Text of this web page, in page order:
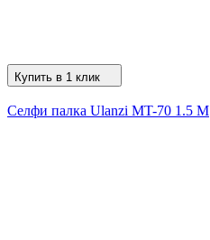
Купить в 1 клик
Селфи палка Ulanzi MT-70 1.5 M